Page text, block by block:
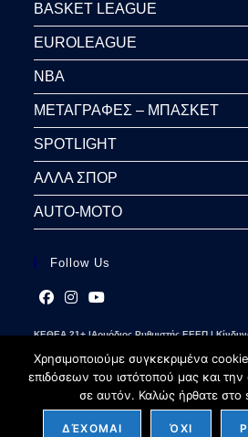
BASKET LEAGUE
EUROLEAGUE
NBA
ΜΕΤΑΓΡΑΦΕΣ – ΜΠΑΣΚΕΤ
SPOTLIGHT
ΑΛΛΑ ΣΠΟΡ
AUTO-MOTO
Follow Us
in
a
new
in
a
new
tab
in
a
new
tab
ΚΕΘΕΑ 21+ |Αρμόδιος Ρυθμιστής ΕΕΕΠ |
Χρησιμοποιούμε συγκεκριμένα
επιδόσεων του ιστότοπού μας και
σε αυτόν. Καλώς ήρθατε
ΔΈΧΟΜΑΙ ΌΧΙ